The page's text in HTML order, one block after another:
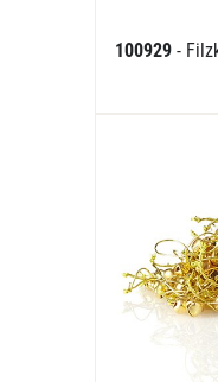
100929 -